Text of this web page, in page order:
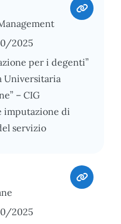
2025
per i degenti”
Universitaria
– CIG
imputazione di
servizio
2025